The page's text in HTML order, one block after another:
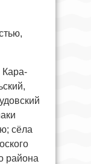
Кара-
сёла
района